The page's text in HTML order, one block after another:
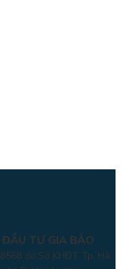
TƯ GIA BẢO
do Sở KHĐT Tp. Hà